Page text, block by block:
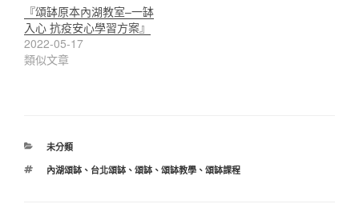
『頌缽原本內湖教室–一缽
入心 抗疫安心學習方案』
2022-05-17
類似文章
分
未分類
標
內湖頌缽、 台北頌缽、 頌缽、 頌缽教學、 頌缽課程